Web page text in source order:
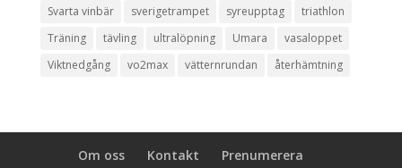
Svarta vinbär
sverigetrampet syreupptag
triathlon
Träning
tävling ultralöpning Umara
vasaloppet
Viktnedgång
vo2max vätternrundan återhämtning
Om oss Kontakt
Prenumerera